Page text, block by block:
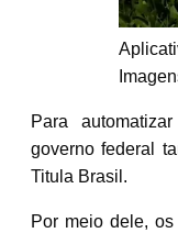
Para
governo federal
Titula Brasil.
Por meio dele,